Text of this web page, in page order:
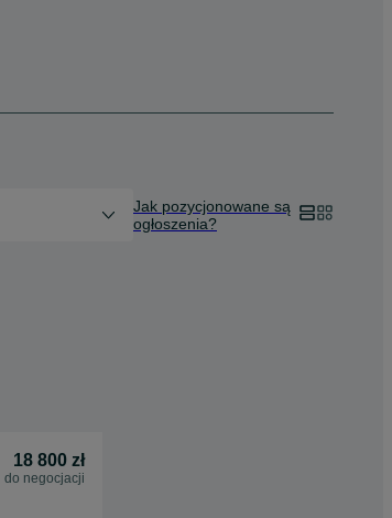
Jak pozycjonowane są
ogłoszenia?
18 800 zł
do negocjacji